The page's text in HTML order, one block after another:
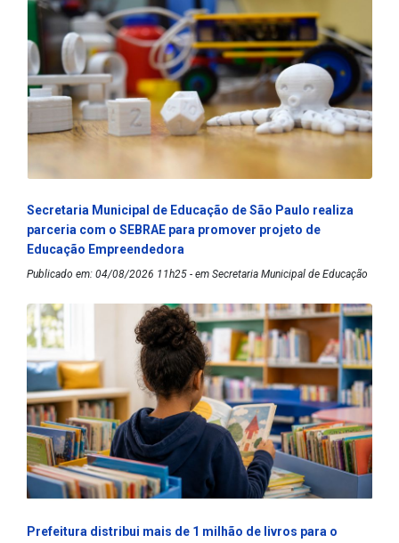
Secretaria Municipal de Educação de São Paulo realiza
parceria com o SEBRAE para promover projeto de
Educação Empreendedora
Publicado em: 04/08/2026 11h25 - em Secretaria Municipal de Educação
Prefeitura distribui mais de 1 milhão de livros para o